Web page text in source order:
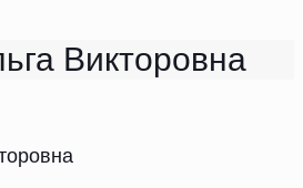
Викторовна